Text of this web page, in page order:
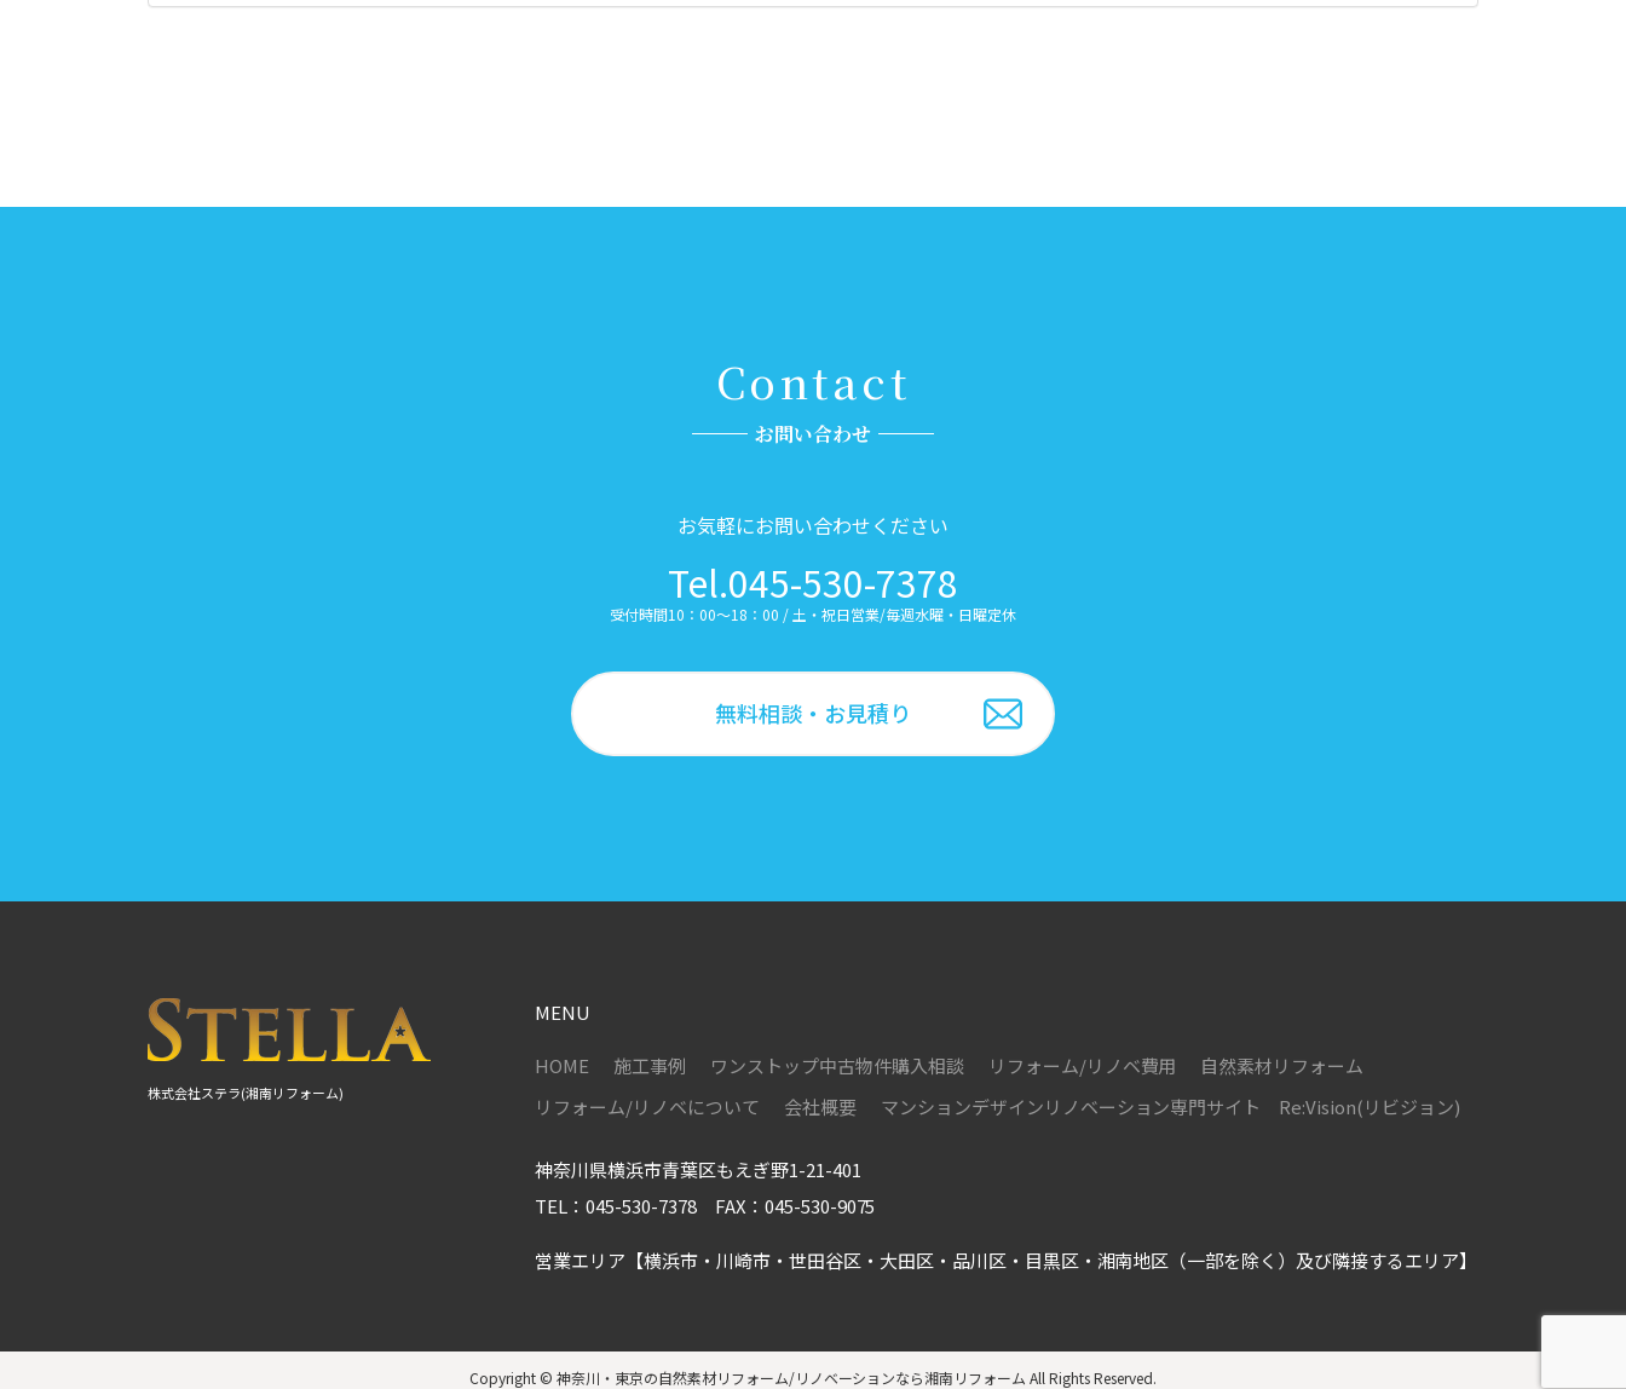
Contact
お問い合わせ
お気軽にお問い合わせください
Tel.045-530-7378
受付時間10：00～18：00 / 土・祝日営業/毎週水曜・日曜定休
無料相談・お見積り
株式会社ステラ(湘南リフォーム)
MENU
HOME 施工事例 ワンストップ中古物件購入相談 リフォーム/リノベ費用
自然素材リフォーム
リフォーム/リノベについて
会社概要 マンションデザインリノベーション専門サイト Re:Vision(リビジョン)
神奈川県横浜市青葉区もえぎ野1-21-401
TEL：045-530-7378 FAX：045-530-9075
営業エリア【横浜市・川崎市・世田谷区・大田区・品川区・目黒区・湘南地区（一部を除く）及び隣接するエリア】
Copyright © 神奈川・東京の自然素材リフォーム/リノベーションなら湘南リフォーム All Rights Reserved.